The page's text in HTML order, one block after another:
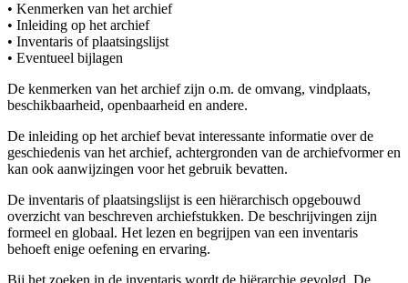
• Kenmerken van het archief
• Inleiding op het archief
• Inventaris of plaatsingslijst
• Eventueel bijlagen
De kenmerken van het archief zijn o.m. de omvang, vindplaats,
beschikbaarheid, openbaarheid en andere.
De inleiding op het archief bevat interessante informatie over de
geschiedenis van het archief, achtergronden van de archiefvormer en
kan ook aanwijzingen voor het gebruik bevatten.
De inventaris of plaatsingslijst is een hiërarchisch opgebouwd
overzicht van beschreven archiefstukken. De beschrijvingen zijn
formeel en globaal. Het lezen en begrijpen van een inventaris
behoeft enige oefening en ervaring.